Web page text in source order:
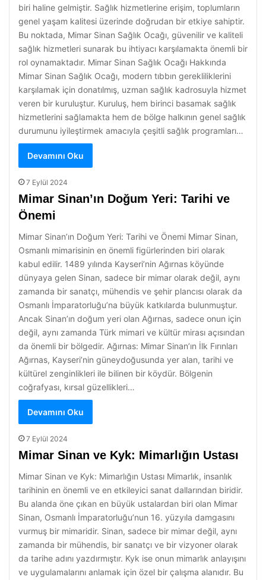
biri haline gelmiştir. Sağlık hizmetlerine erişim, toplumların
genel yaşam kalitesi üzerinde doğrudan bir etkiye sahiptir.
Bu noktada, Mimar Sinan Sağlık Ocağı, güvenilir ve kaliteli
sağlık hizmetleri sunarak bu ihtiyacı karşılamakta önemli bir
rol oynamaktadır. Mimar Sinan Sağlık Ocağı Hakkında
Mimar Sinan Sağlık Ocağı, modern tıbbın gerekliliklerini
karşılamak için donatılmış, uzman sağlık kadrosuyla hizmet
veren bir kuruluştur. Kuruluş, hem birinci basamak sağlık
hizmetlerini sağlamakta hem de bölge halkının genel sağlık
durumunu iyileştirmek amacıyla çeşitli sağlık programları…
Devamını Oku
7 Eylül 2024
Mimar Sinan’ın Doğum Yeri: Tarihi ve
Önemi
Mimar Sinan’ın Doğum Yeri: Tarihi ve Önemi Mimar Sinan,
Osmanlı mimarisinin en önemli figürlerinden biri olarak
kabul edilir. 1489 yılında Kayseri’nin Ağırnas köyünde
dünyaya gelen Sinan, sadece bir mimar olarak değil, aynı
zamanda bir sanatçı, mühendis ve şehir plancısı olarak da
Osmanlı İmparatorluğu’na büyük katkılarda bulunmuştur.
Ancak Sinan’ın doğum yeri olan Ağırnas, sadece onun için
değil, aynı zamanda Türk mimari ve kültür mirası açısından
da önemli bir bölgedir. Ağırnas: Mimar Sinan’ın İlk Fırınları
Ağırnas, Kayseri’nin güneydoğusunda yer alan, tarihi ve
kültürel zenginlikleri ile bilinen bir köydür. Bölgenin
coğrafyası, kırsal güzellikleri…
Devamını Oku
7 Eylül 2024
Mimar Sinan ve Kyk: Mimarlığın Ustası
Mimar Sinan ve Kyk: Mimarlığın Ustası Mimarlık, insanlık
tarihinin en önemli ve en etkileyici sanat dallarından biridir.
Bu alanda öne çıkan en büyük ustalardan biri olan Mimar
Sinan, Osmanlı İmparatorluğu’nun 16. yüzyıla damgasını
vurmuş bir mimaridir. Sinan, sadece bir mimar değil, aynı
zamanda bir mühendis, bir sanatçı ve bir vizyoner olarak
da tarihe adını yazdırmıştır. Kyk ise onun mimarlık anlayışını
ve uygulamalarını anlamak için özel bir çalışma alanıdır. Bu